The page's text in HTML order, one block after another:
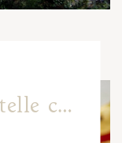
Dove osservare le stelle cadenti a Napoli